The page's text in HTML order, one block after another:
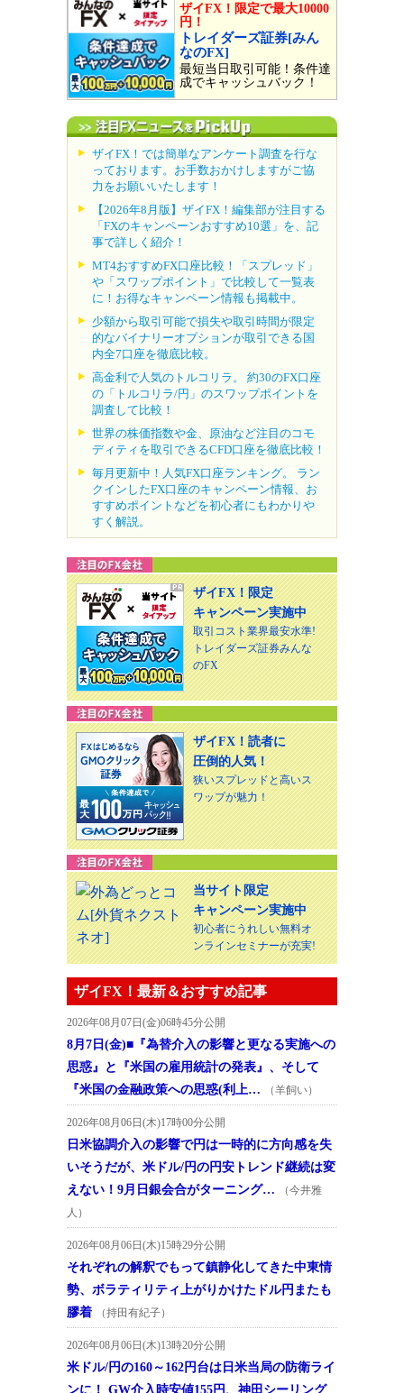
ザイFX！限定で最大10000
円！
トレイダーズ証券[みん
なのFX]
最短当日取引可能！条件達
成でキャッシュバック！
ザイFX！では簡単なアンケート調査を行な
っております。お手数おかけしますがご協
力をお願いいたします！
【2026年8月版】ザイFX！編集部が注目する
「FXのキャンペーンおすすめ10選」を、記
事で詳しく紹介！
MT4おすすめFX口座比較！「スプレッド」
や「スワップポイント」で比較して一覧表
に！お得なキャンペーン情報も掲載中。
少額から取引可能で損失や取引時間が限定
的なバイナリーオプションが取引できる国
内全7口座を徹底比較。
高金利で人気のトルコリラ。 約30のFX口座
の「トルコリラ/円」のスワップポイントを
調査して比較！
世界の株価指数や金、原油など注目のコモ
ディティを取引できるCFD口座を徹底比較！
毎月更新中！人気FX口座ランキング。 ラン
クインしたFX口座のキャンペーン情報、お
すすめポイントなどを初心者にもわかりや
すく解説。
ザイFX！限定
キャンペーン実施中
取引コスト業界最安水準!
トレイダーズ証券みんな
のFX
ザイFX！読者に
圧倒的人気！
狭いスプレッドと高いス
ワップが魅力！
当サイト限定
キャンペーン実施中
初心者にうれしい無料オ
ンラインセミナーが充実!
ザイFX！最新＆おすすめ記事
2026年08月07日(金)06時45分公開
8月7日(金)■『為替介入の影響と更なる実施への
思惑』と『米国の雇用統計の発表』、そして
『米国の金融政策への思惑(利上…
（羊飼い）
2026年08月06日(木)17時00分公開
日米協調介入の影響で円は一時的に方向感を失
いそうだが、米ドル/円の円安トレンド継続は変
えない！9月日銀会合がターニング…
（今井雅
人）
2026年08月06日(木)15時29分公開
それぞれの解釈でもって鎮静化してきた中東情
勢、ボラティリティ上がりかけたドル円またも
膠着
（持田有紀子）
2026年08月06日(木)13時20分公開
米ドル/円の160～162円台は日米当局の防衛ライ
ンに！ GW介入時安値155円、神田シーリング